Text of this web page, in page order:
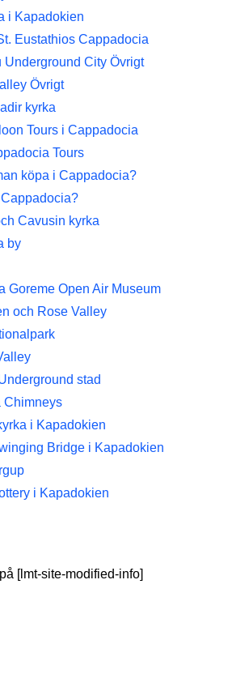
i Kapadokien
Eustathios Cappadocia
Underground City Övrigt
Övrigt
kyrka
Tours i Cappadocia
Tours
köpa i Cappadocia?
Cavusin kyrka
by
Goreme Open Air Museum
och Rose Valley
stad
Chimneys
i Kapadokien
Bridge i Kapadokien
i Kapadokien
[lmt-site-modified-info]